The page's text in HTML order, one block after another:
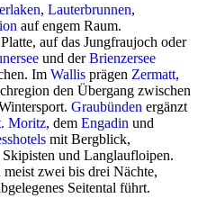
, Lauterbrunnen,
auf engem Raum.
auf das Jungfraujoch oder
und derBrienzersee
Im Wallis prägen Zermatt,
den Übergang zwischen
Graubünden ergänzt
Moritz, dem Engadin und
mit Bergblick,
und Langlaufloipen.
zwei bis drei Nächte,
Seitental führt.